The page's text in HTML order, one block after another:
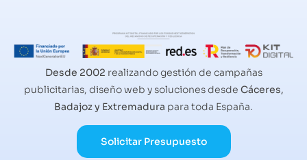
Desde 2002 realizando gestión de campañas
publicitarias, diseño web y soluciones desde Cáceres,
Badajoz y Extremadura para toda España.
Solicitar Presupuesto